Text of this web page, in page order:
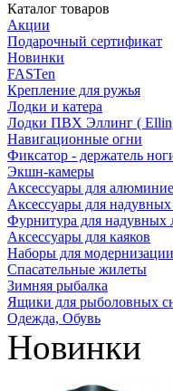
Каталог товаров
Акции
Подарочный сертификат
Новинки
FASTen
Крепление для ружья
Лодки и катера
Лодки ПВХ Эллинг (
Навигационные огни
Фиксатор - держатель
Экшн-камеры
Аксессуары для
Аксессуары для
Фурнитура для надувных
Аксессуары для каяков
Наборы для
Спасательные жилеты
Зимняя рыбалка
Ящики для рыболовных
Одежда, Обувь
Новинки